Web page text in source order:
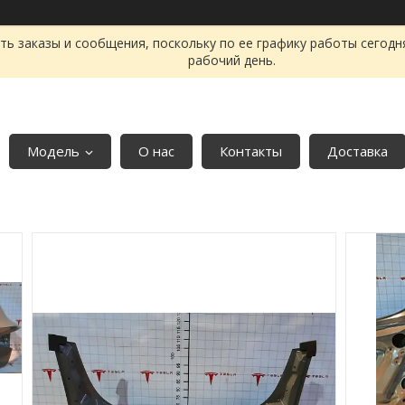
заказы и сообщения, поскольку по ее графику работы
рабочий день.
Модель О нас Контакты Доставка